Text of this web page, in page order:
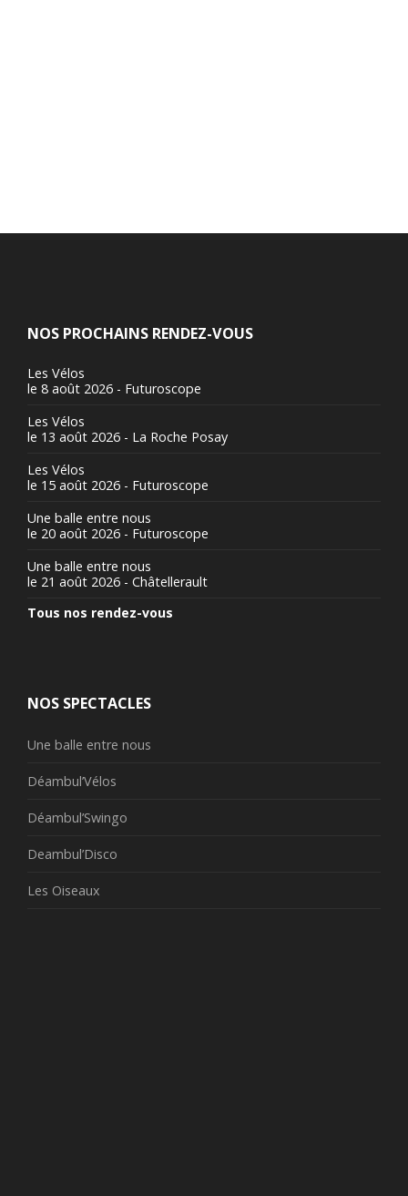
NOS PROCHAINS RENDEZ-VOUS
Les Vélos
le 8 août 2026 - Futuroscope
Les Vélos
le 13 août 2026 - La Roche Posay
Les Vélos
le 15 août 2026 - Futuroscope
Une balle entre nous
le 20 août 2026 - Futuroscope
Une balle entre nous
le 21 août 2026 - Châtellerault
Tous nos rendez-vous
NOS SPECTACLES
Une balle entre nous
Déambul’Vélos
Déambul’Swingo
Deambul’Disco
Les Oiseaux